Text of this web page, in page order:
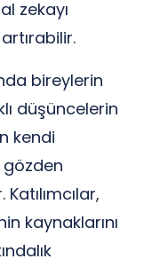
zekayı
bireylerin
düşüncelerin
kendi
gözden
kaynaklarını